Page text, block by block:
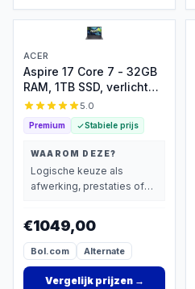
ACER
Aspire 17 Core 7 - 32GB
RAM, 1TB SSD, verlicht
toetsenbord
5.0
Premium Stabiele prijs
WAAROM DEZE?
Logische keuze als
afwerking, prestaties of
€1049,00
Bol.com Alternate
Vergelijk prijzen→